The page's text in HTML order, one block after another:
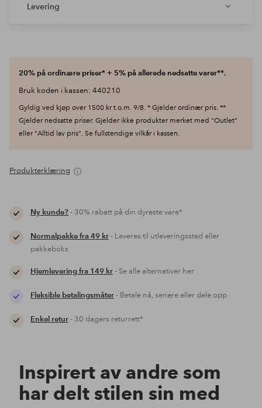
Levering
20% på ordinære priser* + 5% på allerede nedsatte varer**.
Bruk koden i kassen: 440210
Gyldig ved kjøp over 1500 kr t.o.m. 9/8. * Gjelder ordinær pris. **
Gjelder nedsatte priser. Gjelder ikke produkter merket med "Outlet"
eller "Alltid lav pris". Se fullstendige vilkår i kassen.
Produkterklæring
Ny kunde?- 30% rabatt på din dyreste vare*
Normalpakke fra 49 kr- Leveres til utleveringssted eller
pakkeboks
Hjemlevering fra 149 kr- Se alle alternativer her
Fleksible betalingsmåter- Betale nå, senere eller dele opp
Enkel retur- 30 dagers returrett*
Inspirert av andre som
har delt stilen sin med